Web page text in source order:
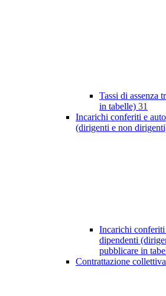
Tassi di assenza
in tabelle) 31
Incarichi conferiti e
(dirigenti e non
Incarichi conferiti
dipendenti
pubblicare in
Contrattazione collettiva